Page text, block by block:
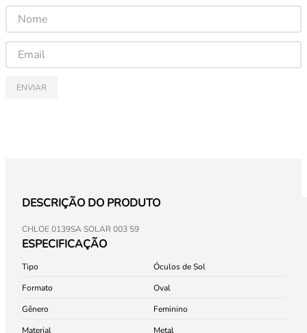
ENVIAR
DESCRIÇÃO DO PRODUTO
CHLOE 0139SA SOLAR 003 59
ESPECIFICAÇÃO
Tipo
Óculos de Sol
Formato
Oval
Gênero
Feminino
Material
Metal